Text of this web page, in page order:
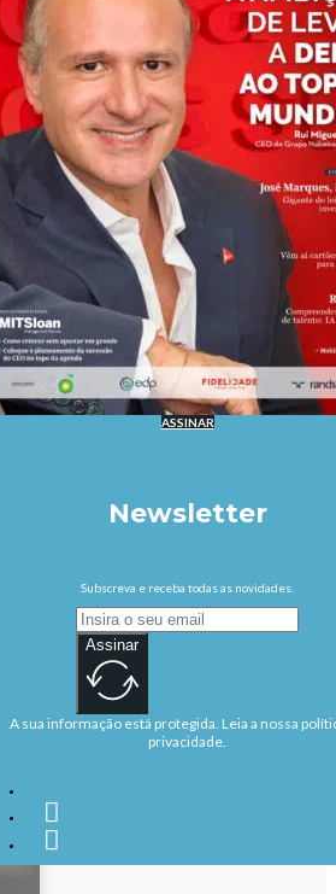
ASSINAR
Newsletter
Subscreva e receba todas as novidades.
Assinar
A sua informação está protegida. Leia a nossa
privacidade.